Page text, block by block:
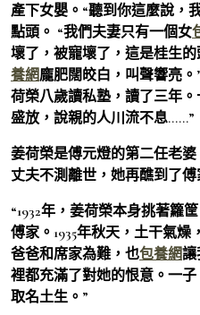
產下女嬰。“聽到你這麼說，
點頭。 “我們夫妻只有一個女
壞了，被寵壞了，這是桂生
養網龐肥闊皎白，叫聲響亮
荷榮八歲讀私塾，讀了三年
盛放，說親的人川流不息……”
姜荷榮是傅元燈的第二任老
丈夫不測離世，她再醮到了傅
“1932年，姜荷榮本身挑著籮
傅家。1935年秋天，土干氣燥，
爸爸和席家為難，也包養網讓
裡都充滿了對她的恨意。一
取名土生。”